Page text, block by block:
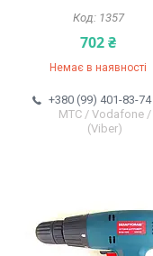
1357
702 ₴
Немає в наявності
+380 (99) 401-83-74
МТС / Vodafone /
(Viber)